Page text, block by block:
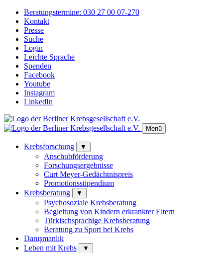
Beratungstermine: 030 27 00 07-270
Kontakt
Presse
Suche
Login
Leichte Sprache
Spenden
Facebook
Youtube
Instagram
LinkedIn
Menü
Krebsforschung ▼
Anschubförderung
Forschungsergebnisse
Curt Meyer-Gedächtnispreis
Promotionsstipendium
Krebsberatung
▼
Psychosoziale Krebsberatung
Begleitung von Kindern erkrankter Eltern
Türkischsprachige Krebsberatung
Beratung zu Sport bei Krebs
Danışmanlık
Leben mit Krebs
▼